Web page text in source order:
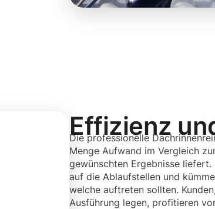
Effizienz
Die professionelle
Menge Aufwand im Vergleich
gewünschten Ergebnisse
auf die Ablaufstellen und
welche auftreten sollten.
Ausführung legen, profitieren